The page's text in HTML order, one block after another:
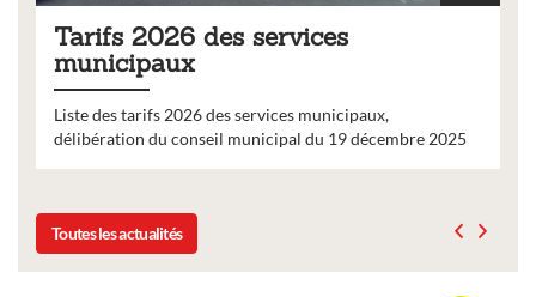
Tarifs 2026 des services
municipaux
Liste des tarifs 2026 des services municipaux,
délibération du conseil municipal du 19 décembre 2025
Toutes les actualités